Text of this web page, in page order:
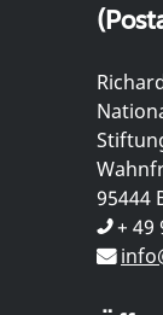
95444
+ 49